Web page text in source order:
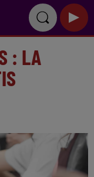
: LA